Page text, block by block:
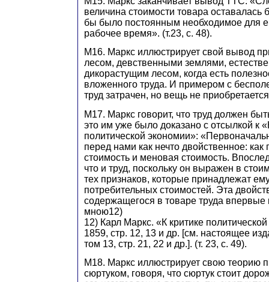
величина стоимости товара оставалась
бы было постоянным необходимое для
рабочее время». (т.23, с. 48).
М16. Маркс иллюстрирует свой вывод
лесом, девственными землями,
дикорастущим лесом, когда есть
вложенного труда. И примером с
труд затрачен, но вещь не
М17. Маркс говорит, что труд должен
это им уже было доказано с отсылкой к
политической экономии»:
перед нами как нечто двойственное: как
стоимость и меновая стоимость.
что и труд, поскольку он выражен в
тех признаков, которые принадлежат
потребительных стоимостей. Эта
содержащегося в товаре труда впервые
мною12)
12) Карл Маркс. «К критике
1859, стр. 12, 13 и др. [см. настоящее
том 13, стр. 21, 22 и др.]. (т. 23, с. 49).
М18. Маркс иллюстрирует свою теорию
сюртуком, говоря, что сюртук стоит